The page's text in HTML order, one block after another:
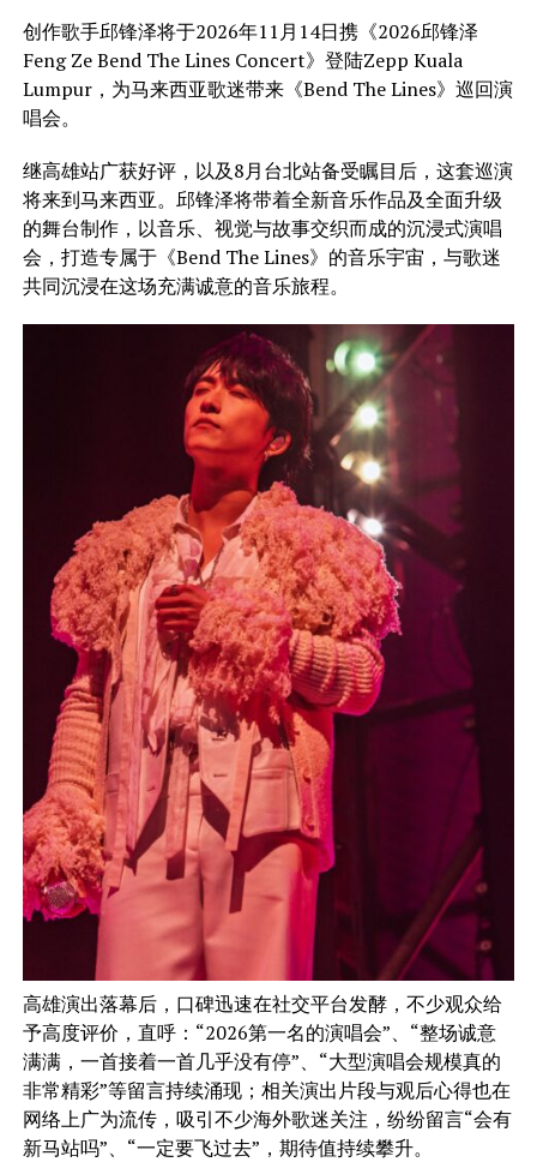
创作歌手邱锋泽将于2026年11月14日携《2026邱锋泽
Feng Ze Bend The Lines Concert》登陆Zepp Kuala
Lumpur，为马来西亚歌迷带来《Bend The Lines》巡回演
唱会。
继高雄站广获好评，以及8月台北站备受瞩目后，这套巡演
将来到马来西亚。邱锋泽将带着全新音乐作品及全面升级
的舞台制作，以音乐、视觉与故事交织而成的沉浸式演唱
会，打造专属于《Bend The Lines》的音乐宇宙，与歌迷
共同沉浸在这场充满诚意的音乐旅程。
高雄演出落幕后，口碑迅速在社交平台发酵，不少观众给
予高度评价，直呼：“2026第一名的演唱会”、“整场诚意
满满，一首接着一首几乎没有停”、“大型演唱会规模真的
非常精彩”等留言持续涌现；相关演出片段与观后心得也在
网络上广为流传，吸引不少海外歌迷关注，纷纷留言“会有
新马站吗”、“一定要飞过去”，期待值持续攀升。